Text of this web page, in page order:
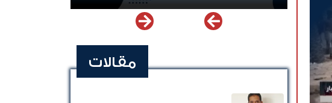
مقالات